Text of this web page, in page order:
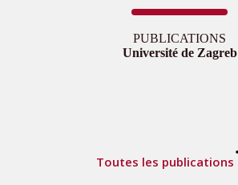
balkaniques
contact
avec
PUBLICATIONS
Université de Zagreb
Toutes les publications